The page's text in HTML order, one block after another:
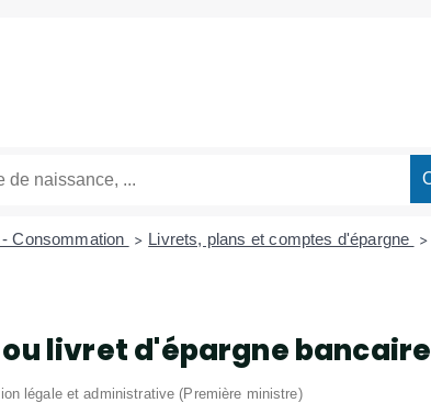
Consommation > Livrets, plans et comptes d'épargne >
livret d'épargne bancaire
légale et administrative (Première ministre)